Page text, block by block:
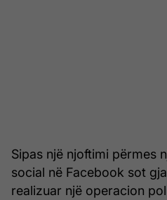
Sipas një njoftimi përmes
social në Facebook sot
realizuar një operacion